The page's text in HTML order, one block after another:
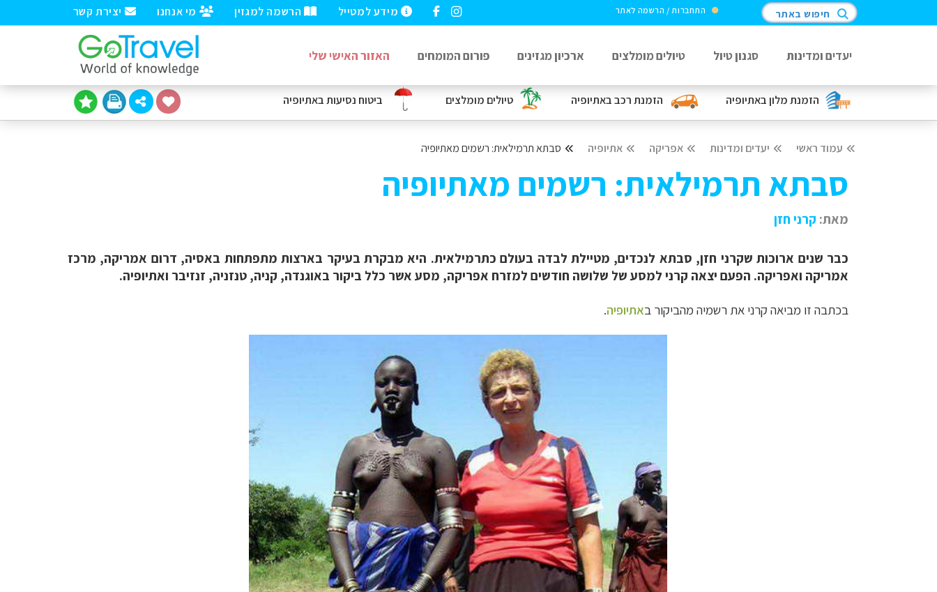
הזמנת מלוןבאתיופיה הזמנת רכבבאתיופיה טיולים מומלצים ביטוח נסיעותבאתיופיה
יצירת קשר מי אנחנו הרשמה למגזין מידע למטייל התחברות / הרשמה לאתר חיפוש באתר
יעדים ומדינות סגנון טיול טיולים מומלצים ארכיון מגזינים פורום המומחים האזור האישי שלי
עמוד ראשי יעדים ומדינות אפריקה אתיופיה סבתא תרמילאית: רשמים מאתיופיה
סבתא תרמילאית: רשמים מאתיופיה
מאת: קרני חזן
כבר שנים ארוכות שקרני חזן, סבתא לנכדים, מטיילת לבדה בעולם כתרמילאית. היא מבקרת בעיקר בארצות מתפתחות באסיה, דרום אמריקה, מרכז
אמריקה ואפריקה. הפעם יצאה קרני למסע של שלושה חודשים למזרח אפריקה, מסע אשר כלל ביקור באוגנדה, קניה, טנזניה, זנזיבר ואתיופיה.
בכתבה זו מביאה קרני את רשמיה מהביקור באתיופיה.